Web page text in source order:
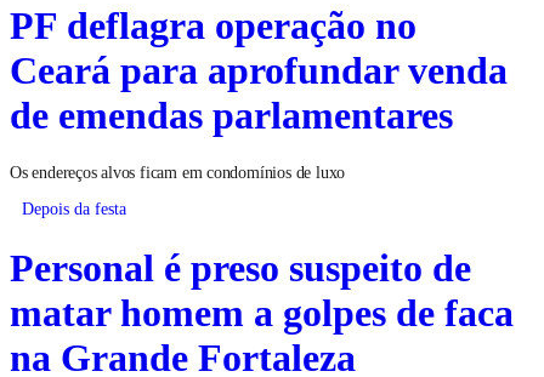
PF deflagra operação no
Ceará para aprofundar venda
de emendas parlamentares
Os endereços alvos ficam em condomínios de luxo
Depois da festa
Personal é preso suspeito de
matar homem a golpes de faca
na Grande Fortaleza